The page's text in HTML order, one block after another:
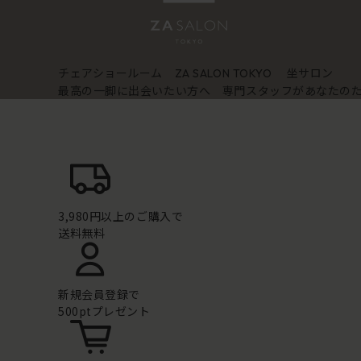
チェアショールーム ZA SALON TOKYO
坐サロン
最高の一脚に出会いたい方へ 専門スタッフがあなたの
3,980円以上のご購入で
送料無料
新規会員登録で
500ptプレゼント